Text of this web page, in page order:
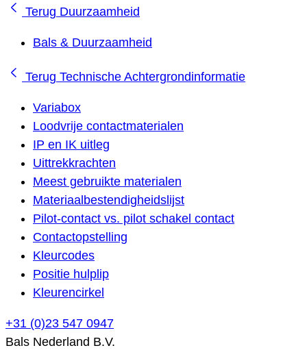
Terug Duurzaamheid
Bals & Duurzaamheid
Terug Technische Achtergrondinformatie
Variabox
Loodvrije contactmaterialen
IP en IK uitleg
Uittrekkrachten
Meest gebruikte materialen
Materiaalbestendigheidslijst
Pilot-contact vs. pilot schakel contact
Contactopstelling
Kleurcodes
Positie hulplip
Kleurencirkel
+31 (0)23 547 0947
Bals Nederland B.V.